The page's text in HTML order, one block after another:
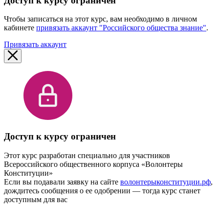
Чтобы записаться на этот курс, вам необходимо в личном
кабинете привязать аккаунт "Российского общества знание".
Привязать аккаунт
Доступ к курсу ограничен
Этот курс разработан специально для участников
Всероссийского общественного корпуса «Волонтеры
Конституции»
Если вы подавали заявку на сайте волонтерыконституции.рф,
дождитесь сообщения о ее одобрении — тогда курс станет
доступным для вас